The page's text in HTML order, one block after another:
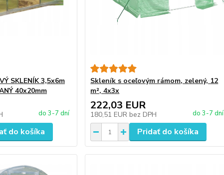
SKLENÍK 3,5x6m
40x20mm
do 3-7 dní
do košíka
Skleník s oceľovým rámom, zelený, 12
m², 4x3x
222,03 EUR
180,51 EUR bez DPH do 3-7 dní
Pridať do košíka